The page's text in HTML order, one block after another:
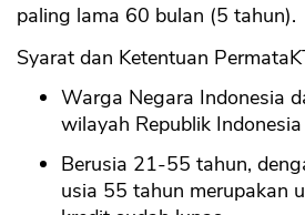
paling lama 60 bulan (5 tahun).
Syarat dan Ketentuan
Warga Negara Indonesia
wilayah Republik Indonesia
Berusia 21-55 tahun,
usia 55 tahun merupakan